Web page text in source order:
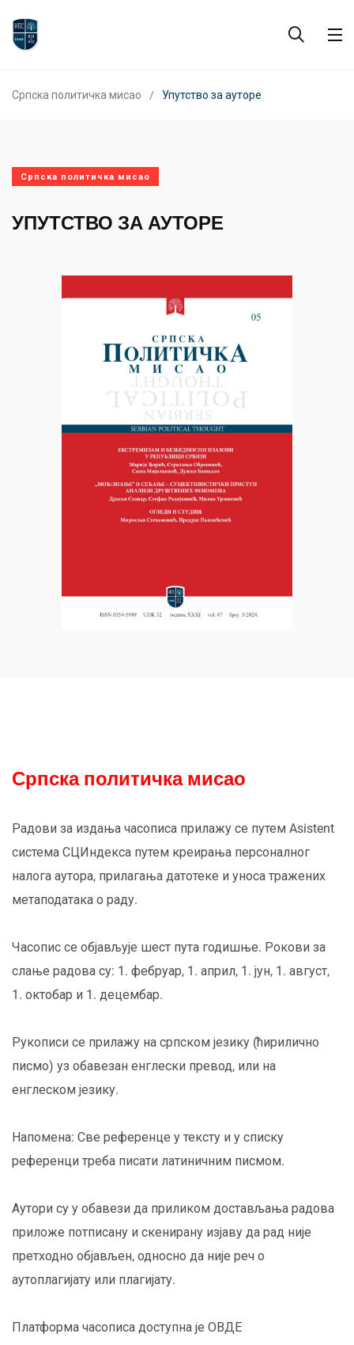
Српска политичка мисао Упутство за ауторе
Српска политичка мисао
УПУТСТВО ЗА АУТОРЕ
Српска политичка мисао
Радови за издања часописа прилажу се путем Asistent
система СЦИндекса путем креирања персоналног
налога аутора, прилагања датотеке и уноса тражених
метаподатака о раду.
Часопис се објављује шест пута годишње. Рокови за
слање радова су: 1. фебруар, 1. април, 1. јун, 1. август,
1. октобар и 1. децембар.
Рукописи се прилажу на српском језику (ћирилично
писмо) уз обавезан енглески превод, или на
енглеском језику.
Напомена: Све референце у тексту и у списку
референци треба писати латиничним писмом.
Аутори су у обавези да приликом достављања радова
приложе потписану и скенирану изјаву да рад није
претходно објављен, односно да није реч о
аутоплагијату или плагијату.
Платформа часописа доступна је ОВДЕ